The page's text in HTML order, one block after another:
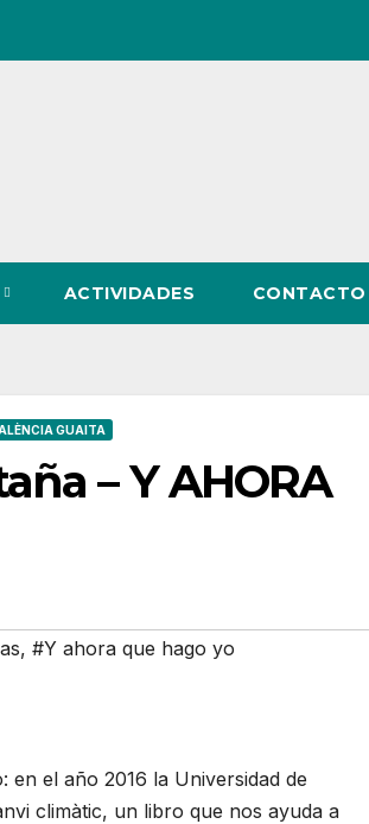
ACTIVIDADES CONTACTO
GUAITA
– Y AHORA
, #Y ahora que hago yo
el año 2016 la Universidad de
climàtic, un libro que nos ayuda a